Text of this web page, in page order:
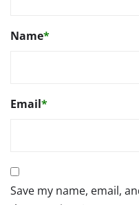
Name*
Email*
Save my name, email,